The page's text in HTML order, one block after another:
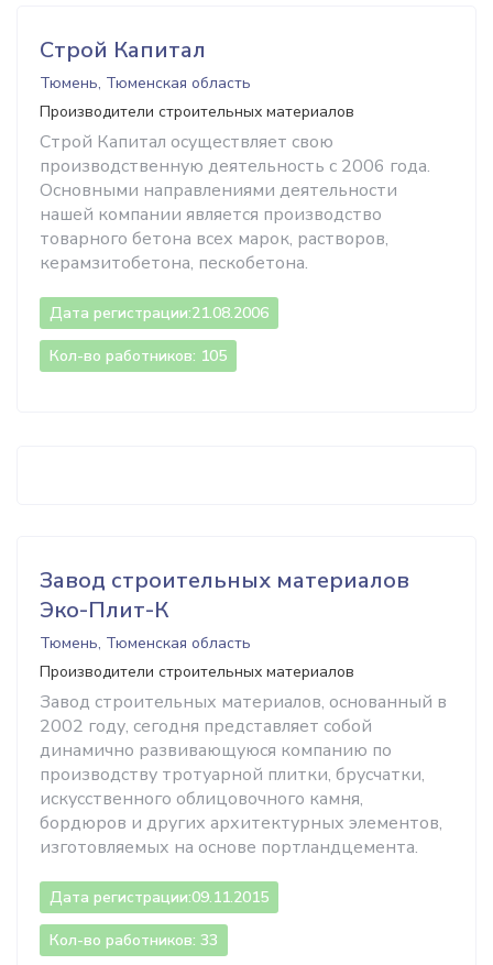
Строй Капитал
Тюмень, Тюменская область
Производители строительных материалов
Строй Капитал осуществляет свою
производственную деятельность с 2006 года.
Основными направлениями деятельности
нашей компании является производство
товарного бетона всех марок, растворов,
керамзитобетона, пескобетона.
Дата регистрации:21.08.2006
Кол-во работников: 105
Завод строительных материалов
Эко-Плит-К
Тюмень, Тюменская область
Производители строительных материалов
Завод строительных материалов, основанный в
2002 году, сегодня представляет собой
динамично развивающуюся компанию по
производству тротуарной плитки, брусчатки,
искусственного облицовочного камня,
бордюров и других архитектурных элементов,
изготовляемых на основе портландцемента.
Дата регистрации:09.11.2015
Кол-во работников: 33